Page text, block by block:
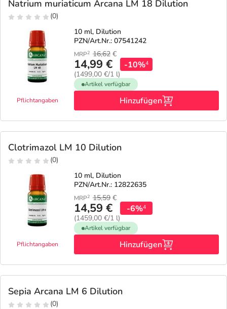
Natrium muriaticum Arcana LM 18 Dilution
(0)
Pflichtangaben
10 ml, Dilution
PZN/Art.Nr.: 07541242
MRP2 16,62 €
14,99 €
(1499,00 €/1 l)
-10%4
Artikel verfügbar
Hinzufügen
Clotrimazol LM 10 Dilution
(0)
Pflichtangaben
10 ml, Dilution
PZN/Art.Nr.: 12822635
MRP2 15,59 €
14,59 €
(1459,00 €/1 l)
-6%4
Artikel verfügbar
Hinzufügen
Sepia Arcana LM 6 Dilution
(0)